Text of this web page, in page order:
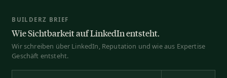
BUILDERZ BRIEF
Wie Sichtbarkeit auf LinkedIn entsteht.
Wir schreiben über LinkedIn, Reputation und wie aus Expertise
Geschäft entsteht.